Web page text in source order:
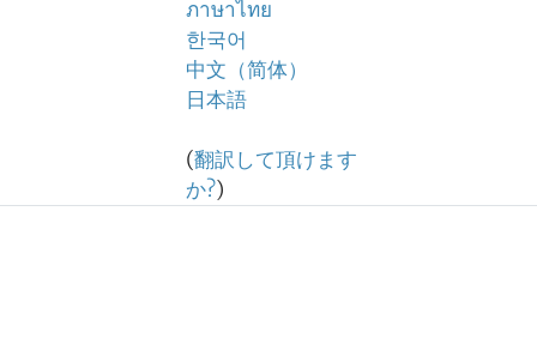
ภาษาไทย
한국어
中文（简体）
日本語
(翻訳して頂けます
か?)